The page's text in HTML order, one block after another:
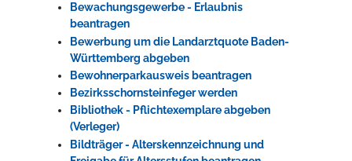
Bewachungsgewerbe - Erlaubnis
beantragen
Bewerbung um die Landarztquote Baden-
Württemberg abgeben
Bewohnerparkausweis beantragen
Bezirksschornsteinfeger werden
Bibliothek - Pflichtexemplare abgeben
(Verleger)
Bildträger - Alterskennzeichnung und